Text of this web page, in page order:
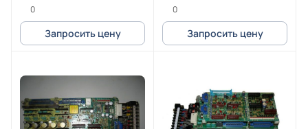
0
Запросить цену
0
Запросить цену